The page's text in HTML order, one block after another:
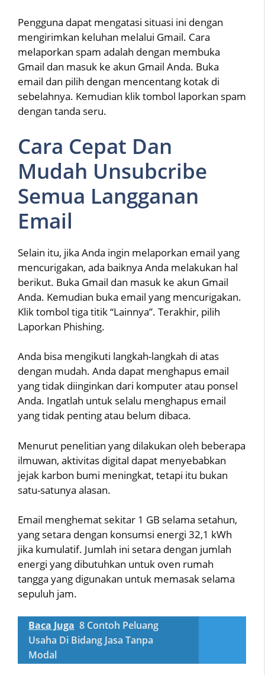
Pengguna dapat mengatasi situasi ini dengan
mengirimkan keluhan melalui Gmail. Cara
melaporkan spam adalah dengan membuka
Gmail dan masuk ke akun Gmail Anda. Buka
email dan pilih dengan mencentang kotak di
sebelahnya. Kemudian klik tombol laporkan spam
dengan tanda seru.
Cara Cepat Dan
Mudah Unsubcribe
Semua Langganan
Email
Selain itu, jika Anda ingin melaporkan email yang
mencurigakan, ada baiknya Anda melakukan hal
berikut. Buka Gmail dan masuk ke akun Gmail
Anda. Kemudian buka email yang mencurigakan.
Klik tombol tiga titik “Lainnya”. Terakhir, pilih
Laporkan Phishing.
Anda bisa mengikuti langkah-langkah di atas
dengan mudah. Anda dapat menghapus email
yang tidak diinginkan dari komputer atau ponsel
Anda. Ingatlah untuk selalu menghapus email
yang tidak penting atau belum dibaca.
Menurut penelitian yang dilakukan oleh beberapa
ilmuwan, aktivitas digital dapat menyebabkan
jejak karbon bumi meningkat, tetapi itu bukan
satu-satunya alasan.
Email menghemat sekitar 1 GB selama setahun,
yang setara dengan konsumsi energi 32,1 kWh
jika kumulatif. Jumlah ini setara dengan jumlah
energi yang dibutuhkan untuk oven rumah
tangga yang digunakan untuk memasak selama
sepuluh jam.
Baca Juga 8 Contoh Peluang
Usaha Di Bidang Jasa Tanpa
Modal